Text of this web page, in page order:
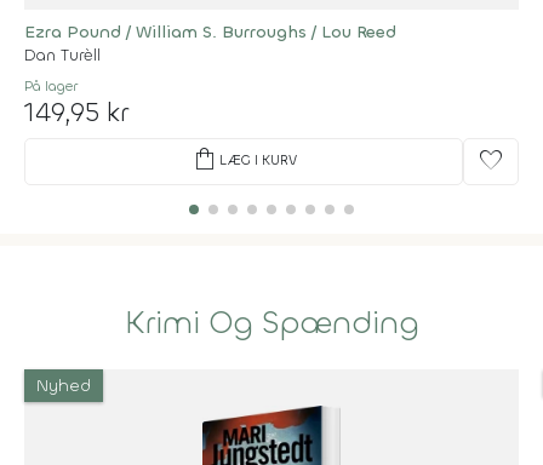
Ezra Pound / William S. Burroughs / Lou Reed
Dan Turèll
På lager
149,95 kr
shopping_bag LÆG I KURV favorite
Krimi Og Spænding
Nyhed